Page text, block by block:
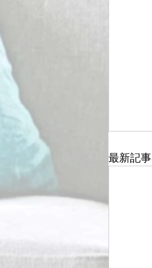
最新記事